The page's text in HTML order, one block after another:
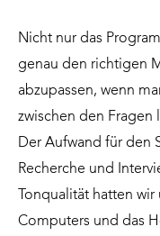
Nicht nur das
genau den richtigen
abzupassen, wenn
zwischen den Fragen
Der Aufwand für den
Recherche und
Tonqualität hatten
Computers und das